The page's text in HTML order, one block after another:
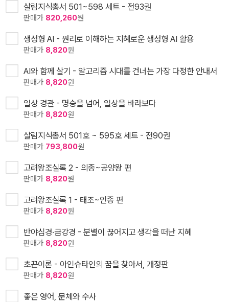
살림지식총서 501~598 세트 - 전93권
판매가 820,260원
생성형 AI - 원리로 이해하는 지혜로운 생성형 AI 활용
판매가 8,820원
AI와 함께 살기 - 알고리즘 시대를 건너는 가장 다정한 안내서
판매가 8,820원
일상 경관 - 명승을 넘어, 일상을 바라보다
판매가 8,820원
살림지식총서 501호 ~ 595호 세트 - 전90권
판매가 793,800원
고려왕조실록 2 - 의종~공양왕 편
판매가 8,820원
고려왕조실록 1 - 태조~인종 편
판매가 8,820원
반야심경·금강경 - 분별이 끊어지고 생각을 떠난 지혜
판매가 8,820원
초끈이론 - 아인슈타인의 꿈을 찾아서, 개정판
판매가 8,820원
좋은 영어, 문체와 수사